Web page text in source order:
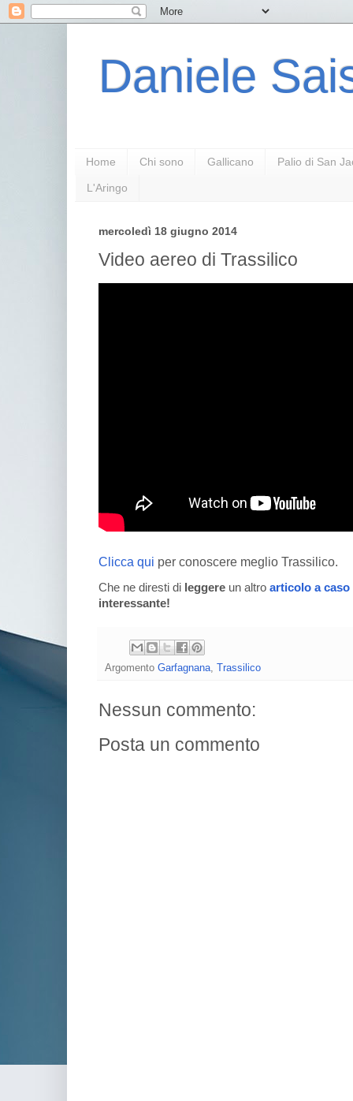
Daniele
Home Chi sono Gallicano Palio di San
L'Aringo
mercoledì 18 giugno 2014
Video aereo di Trassilico
Clicca qui per conoscere meglio Trassilico.
Che ne diresti di leggere un altro articolo a caso
interessante!
Argomento Garfagnana Trassilico
Nessun commento:
Posta un commento